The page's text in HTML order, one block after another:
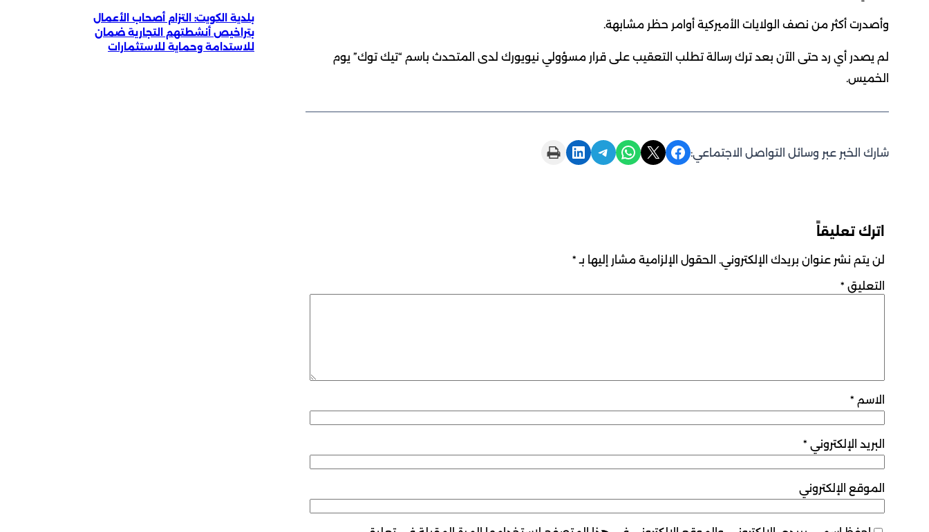
وأصدرت أكثر من نصف الولايات الأميركية أوامر حظر مشابهة.
لم يصدر أي رد حتى الآن بعد ترك رسالة تطلب التعقيب على قرار مسؤولي نيويورك لدى المتحدث باسم “تيك توك” يوم
الخميس.
شارك الخبر عبر وسائل التواصل الاجتماعي: Share on Facebook
Share on X
Share on WhatsApp
Share on Telegram
Share on LinkedIn
Print this Page
اترك تعليقاً
لن يتم نشر عنوان بريدك الإلكتروني. الحقول الإلزامية مشار إليها بـ *
التعليق *
الاسم *
البريد الإلكتروني *
الموقع الإلكتروني
بلدية الكويت: التزام أصحاب الأعمال
بتراخيص أنشطتهم التجارية ضمان
للاستدامة وحماية للاستثمارات